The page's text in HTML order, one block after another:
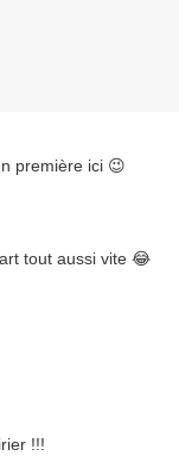
première ici 😉
tout aussi vite 😂
!!!